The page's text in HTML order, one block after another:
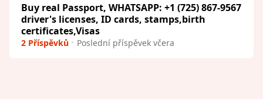
Buy real Passport, WHATSAPP: +1 (725) 867-9567
driver's licenses, ID cards, stamps,birth
certificates,Visas
2 Příspěvků Poslední příspěvek včera